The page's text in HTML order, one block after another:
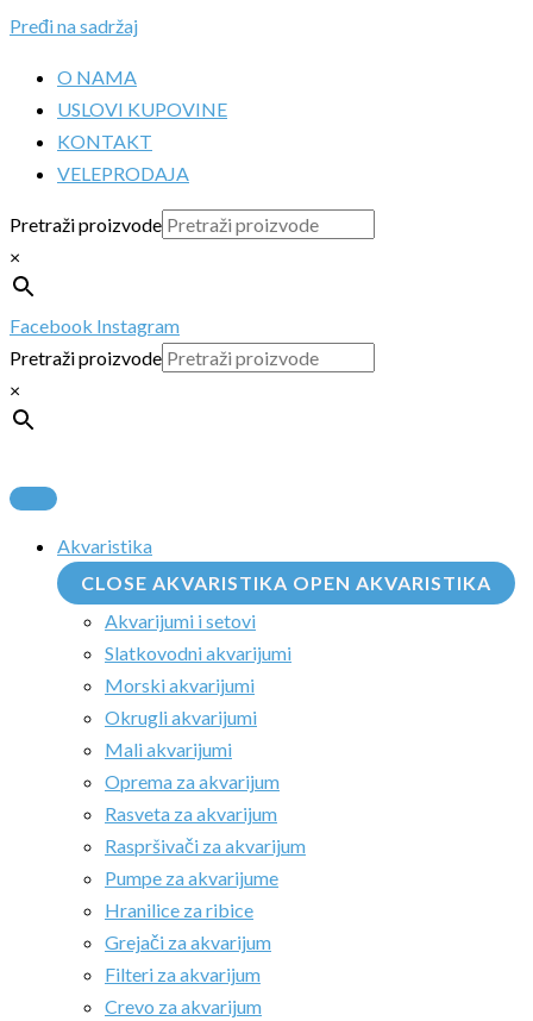
Pređi na sadržaj
O NAMA
USLOVI KUPOVINE
KONTAKT
VELEPRODAJA
Pretraži proizvode
×
Facebook Instagram
Pretraži proizvode
×
Akvaristika
CLOSE AKVARISTIKA OPEN AKVARISTIKA
Akvarijumi i setovi
Slatkovodni akvarijumi
Morski akvarijumi
Okrugli akvarijumi
Mali akvarijumi
Oprema za akvarijum
Rasveta za akvarijum
Raspršivači za akvarijum
Pumpe za akvarijume
Hranilice za ribice
Grejači za akvarijum
Filteri za akvarijum
Crevo za akvarijum